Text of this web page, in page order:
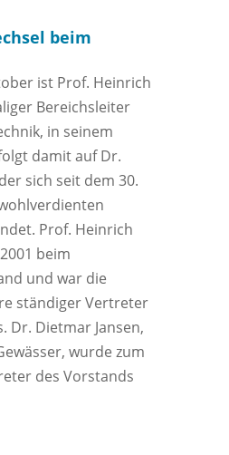
beim
ist Prof. Heinrich
Bereichsleiter
in seinem
damit auf Dr.
sich seit dem 30.
Prof. Heinrich
beim
und war die
ständiger Vertreter
Dr. Dietmar Jansen,
wurde zum
des Vorstands